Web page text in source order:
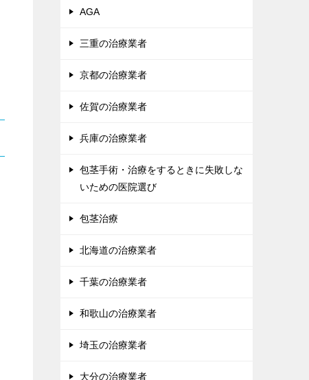
AGA
三重の治療業者
京都の治療業者
佐賀の治療業者
兵庫の治療業者
包茎手術・治療をするときに失敗しな
いための医院選び
包茎治療
北海道の治療業者
千葉の治療業者
和歌山の治療業者
埼玉の治療業者
大分の治療業者